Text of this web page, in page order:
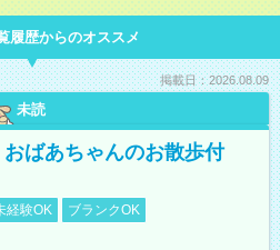
履歴からのオススメ
掲載日：2026.08.09
未読
おばあちゃんのお散歩付
経験OK
ブランクOK